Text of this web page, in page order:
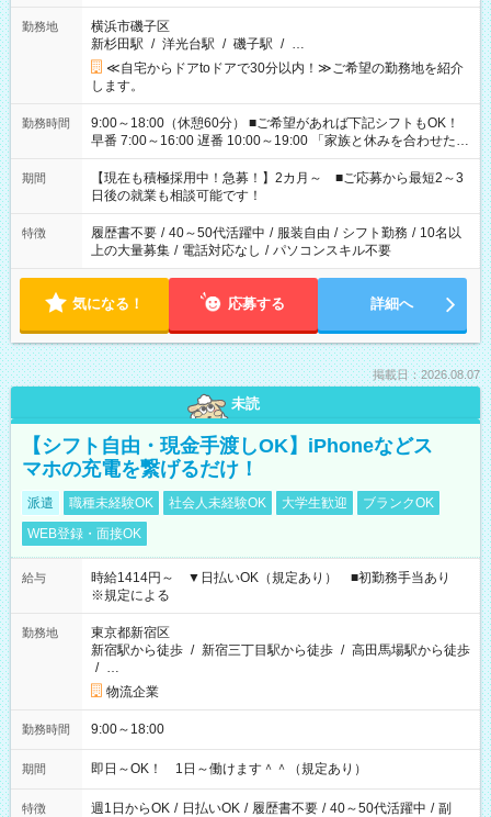
勤務地
横浜市磯子区
新杉田駅 / 洋光台駅 / 磯子駅 / …
≪自宅からドアtoドアで30分以内！≫ご希望の勤務地を紹介
します。
勤務時間
9:00～18:00（休憩60分） ■ご希望があれば下記シフトもOK！
早番 7:00～16:00 遅番 10:00～19:00 「家族と休みを合わせた
い」 「余裕を持って夕飯の準備がしたい」 「できれば残業はし
たくない」 など、ご希望を教えてくださいね。 ※Wワーク希望
の方へ 今ご覧のお仕事で希望する勤務時間と、もう1つのお仕事
の勤務時間。 合計で週40時間を超える場合は応募できません。
期間
【現在も積極採用中！急募！】2カ月～ ■ご応募から最短2～3
日後の就業も相談可能です！
特徴 履歴書不要 / 40～50代活躍中 / 服装自由 / シフト勤務 / 10名以
上の大量募集 / 電話対応なし / パソコンスキル不要
気になる！ 応募する 詳細へ
掲載日：2026.08.07
未読
【シフト自由・現金手渡しOK】iPhoneなどス
マホの充電を繋げるだけ！
派遣 職種未経験OK 社会人未経験OK 大学生歓迎
ブランクOK
WEB登録・面接OK
給与
時給1414円～ ▼日払いOK（規定あり） ■初勤務手当あり
※規定による
勤務地
東京都新宿区
新宿駅から徒歩 / 新宿三丁目駅から徒歩 / 高田馬場駅から徒歩
/ …
物流企業
勤務時間 9:00～18:00
期間 即日～OK！ 1日～働けます＾＾（規定あり）
特徴 週1日からOK / 日払いOK / 履歴書不要 / 40～50代活躍中 / 副